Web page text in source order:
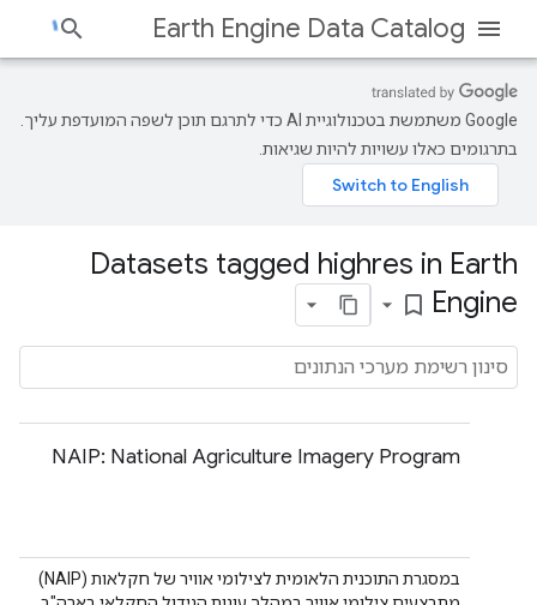
Earth Engine Data Catalog
‫Google משתמשת בטכנולוגיית AI כדי לתרגם תוכן לשפה המועדפת עליך.
בתרגומים כאלו עשויות להיות שגיאות.
Datasets tagged highres in Earth
Engine
bookmark_border
NAIP: National Agriculture Imagery Program
במסגרת התוכנית הלאומית לצילומי אוויר של חקלאות (NAIP)